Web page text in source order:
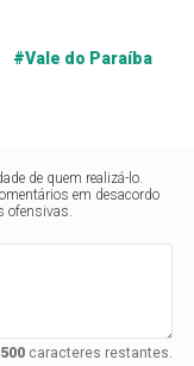
do Paraíba
de quem realizá-lo.
em desacordo
ofensivas.
500caracteres restantes.